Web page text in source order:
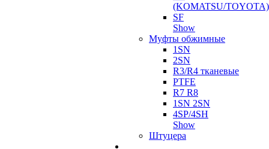
(KOMATSU/TOYOTA)
SF
Show
Муфты обжимные
1SN
2SN
R3/R4 тканевые
PTFE
R7 R8
1SN 2SN
4SP/4SH
Show
Штуцера